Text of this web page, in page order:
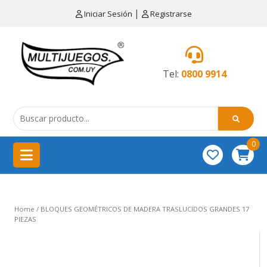
Iniciar Sesión | Registrarse
Tel: 0800 9914
MENÚ
de
cocina
China
importación
Educativos
0
Home / BLOQUES GEOMÉTRICOS DE MADERA TRASLUCIDOS GRANDES 17
PIEZAS